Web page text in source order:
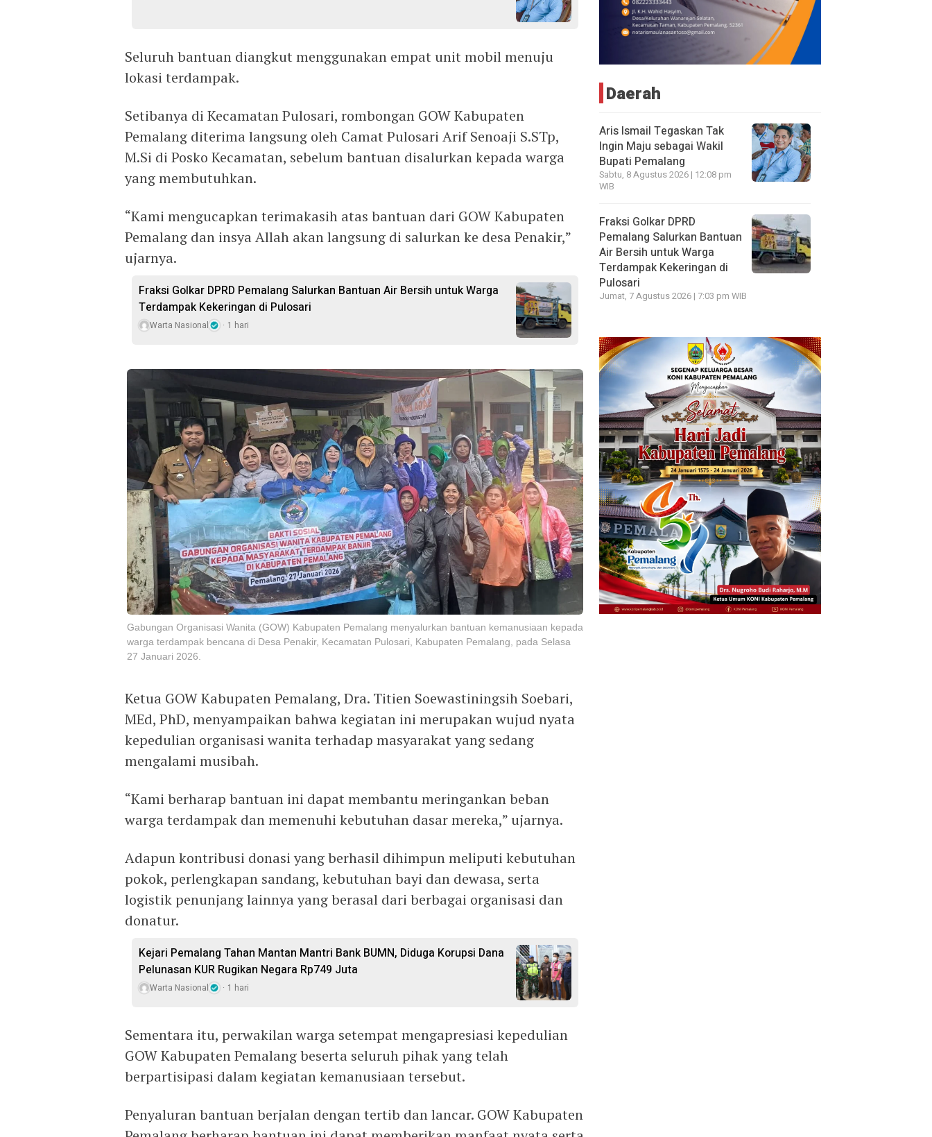
Seluruh bantuan diangkut menggunakan empat unit mobil menuju
lokasi terdampak.
Setibanya di Kecamatan Pulosari, rombongan GOW Kabupaten
Pemalang diterima langsung oleh Camat Pulosari Arif Senoaji S.STp,
M.Si di Posko Kecamatan, sebelum bantuan disalurkan kepada warga
yang membutuhkan.
“Kami mengucapkan terimakasih atas bantuan dari GOW Kabupaten
Pemalang dan insya Allah akan langsung di salurkan ke desa Penakir,”
ujarnya.
Fraksi Golkar DPRD Pemalang Salurkan Bantuan Air Bersih untuk Warga
Terdampak Kekeringan di Pulosari
Warta Nasional 1 hari
Gabungan Organisasi Wanita (GOW) Kabupaten Pemalang menyalurkan bantuan kemanusiaan kepada
warga terdampak bencana di Desa Penakir, Kecamatan Pulosari, Kabupaten Pemalang, pada Selasa
27 Januari 2026.
Ketua GOW Kabupaten Pemalang, Dra. Titien Soewastiningsih Soebari,
MEd, PhD, menyampaikan bahwa kegiatan ini merupakan wujud nyata
kepedulian organisasi wanita terhadap masyarakat yang sedang
mengalami musibah.
“Kami berharap bantuan ini dapat membantu meringankan beban
warga terdampak dan memenuhi kebutuhan dasar mereka,” ujarnya.
Adapun kontribusi donasi yang berhasil dihimpun meliputi kebutuhan
pokok, perlengkapan sandang, kebutuhan bayi dan dewasa, serta
logistik penunjang lainnya yang berasal dari berbagai organisasi dan
donatur.
Kejari Pemalang Tahan Mantan Mantri Bank BUMN, Diduga Korupsi Dana
Pelunasan KUR Rugikan Negara Rp749 Juta
Warta Nasional 1 hari
Sementara itu, perwakilan warga setempat mengapresiasi kepedulian
GOW Kabupaten Pemalang beserta seluruh pihak yang telah
berpartisipasi dalam kegiatan kemanusiaan tersebut.
Penyaluran bantuan berjalan dengan tertib dan lancar. GOW Kabupaten
Daerah
Aris Ismail Tegaskan Tak
Ingin Maju sebagai Wakil
Bupati Pemalang
Sabtu, 8 Agustus 2026 | 12:08 pm
WIB
Fraksi Golkar DPRD
Pemalang Salurkan Bantuan
Air Bersih untuk Warga
Terdampak Kekeringan di
Pulosari
Jumat, 7 Agustus 2026 | 7:03 pm WIB